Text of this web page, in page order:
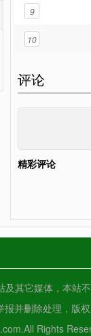
9
10
评论
精彩评论
其它媒体，本站
并删除处理，版
Rights